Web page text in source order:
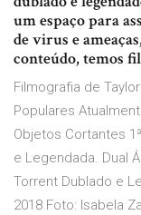
um espaço para
de virus e
conteúdo, temos
Filmografia de
Populares
Objetos Cortantes
e Legendada. Dual
Torrent Dublado e
2018 Foto: Isabela